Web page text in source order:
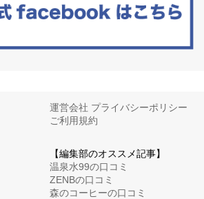
運営会社 プライバシーポリシー
ご利用規約
【編集部のオススメ記事】
温泉水99の口コミ
ZENBの口コミ
森のコーヒーの口コミ